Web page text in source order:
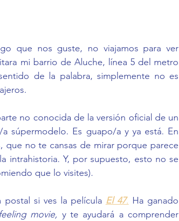
mi barrio de Aluche, línea 5 del metro
de la palabra, simplemente no es
no conocida de la versión oficial de un
súpermodelo. Es guapo/a y ya está. En
no te cansas de mirar porque parece
intrahistoria. Y, por supuesto, esto no se
que lo visites).
postal si ves la película El 47. Ha ganado
movie, y te ayudará a comprender